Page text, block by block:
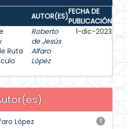
AUTOR(ES)FECHA DE
PUBLICACIÓN
Ruta
Roberto
de Jesús
Alfaro
López
1-dic-2023
1
López